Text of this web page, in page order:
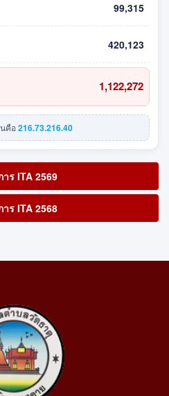
99,315
420,123
1,122,272
คือ216.73.216.40
าร ITA 2569
าร ITA 2568